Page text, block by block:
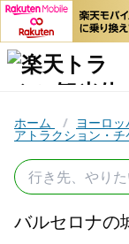
ホーム / ヨーロッ
アトラクション・
バルセロナの